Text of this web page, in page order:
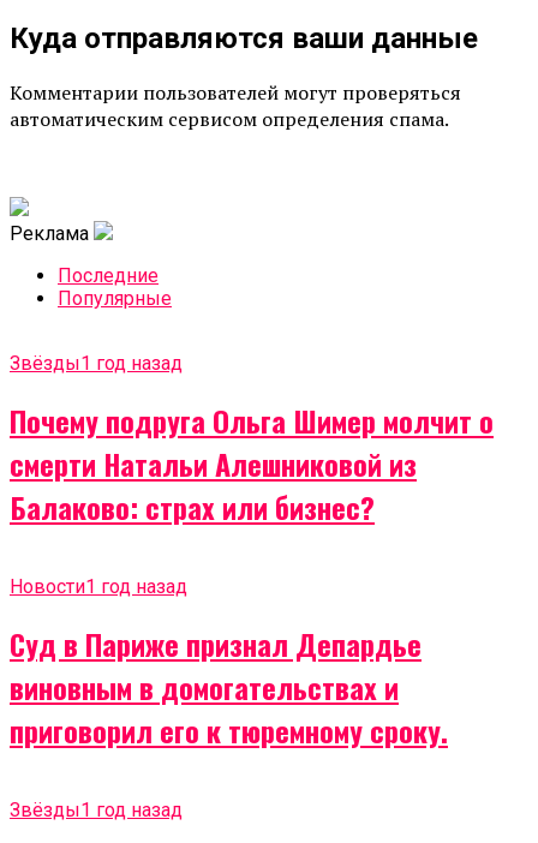
Куда отправляются ваши данные
Комментарии пользователей могут проверяться
автоматическим сервисом определения спама.
Реклама
Последние
Популярные
Звёзды1 год назад
Почему подруга Ольга Шимер молчит о
смерти Натальи Алешниковой из
Балаково: страх или бизнес?
Новости1 год назад
Суд в Париже признал Депардье
виновным в домогательствах и
приговорил его к тюремному сроку.
Звёзды1 год назад